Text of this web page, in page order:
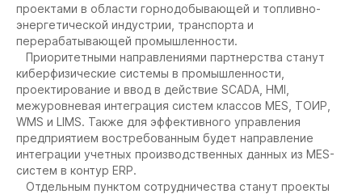
проектами в области горнодобывающей и топливно-
энергетической индустрии, транспорта и
перерабатывающей промышленности.
Приоритетными направлениями партнерства станут
киберфизические системы в промышленности,
проектирование и ввод в действие SCADA, HMI,
межуровневая интеграция систем классов MES, ТОИР,
WMS и LIMS. Также для эффективного управления
предприятием востребованным будет направление
интеграции учетных производственных данных из MES-
систем в контур ERP.
Отдельным пунктом сотрудничества станут проекты